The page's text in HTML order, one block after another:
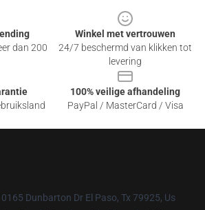
dan 200
Winkel met vertrouwen
24/7 beschermd van klikken tot
levering
100% veilige afhandeling
PayPal / MasterCard / Visa
Dunbarton Dr El Paso, Tx 79925, Us